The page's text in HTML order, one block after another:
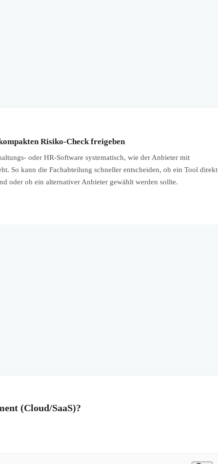
Risiko-Check freigeben
oder HR-Software systematisch, wie der Anbieter mit
So kann die Fachabteilung schneller entscheiden, ob ein Tool direkt
oder ob ein alternativer Anbieter gewählt werden sollte.
(Cloud/SaaS)?